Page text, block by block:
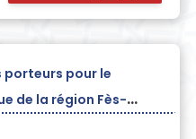
porteurs pour le
de la région Fès-